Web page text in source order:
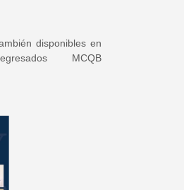
disponibles en
MCQB